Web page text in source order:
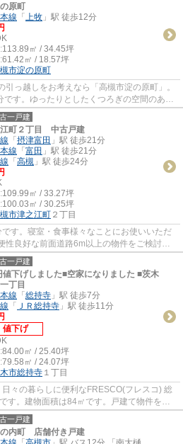
原町
線 「 上牧 」駅 徒歩12分
113.89㎡ / 34.45坪
61.42㎡ / 18.57坪
市淀の原町
引っ越しをお考えなら「高槻市淀の原町」。
です。ゆったりとしたくつろぎの空間のあ
ュリー21 エステ...
一戸建
町２丁目 中古戸建
「 摂津富田 」駅 徒歩21分
線 「 富田 」駅 徒歩21分
「 高槻 」駅 徒歩24分
109.99㎡ / 33.27坪
100.03㎡ / 30.25坪
市津之江町 ２丁目
す。寝室・食事様々なことにお使いいただ
性良好な前面道路6m以上の物件をご検討く
㎡もありますので...
一戸建
下げしました■空家になりました ■茨木
丁目
線 「 総持寺 」駅 徒歩7分
「 ＪＲ総持寺 」駅 徒歩11分
値下げ
84.00㎡ / 25.40坪
79.58㎡ / 24.07坪
市総持寺 １丁目
々の暮らしに便利なFRESCO(フレスコ) 総
す。建物面積は84㎡です。戸建て物件をお
なる中古物件はい...
一戸建
内町 店舗付き戸建